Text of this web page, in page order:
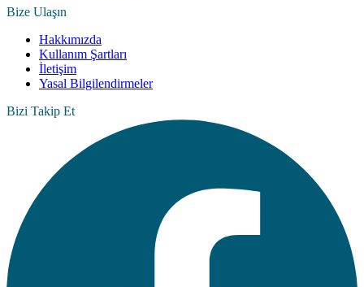
Bize Ulaşın
Hakkımızda
Kullanım Şartları
İletişim
Yasal Bilgilendirmeler
Bizi Takip Et